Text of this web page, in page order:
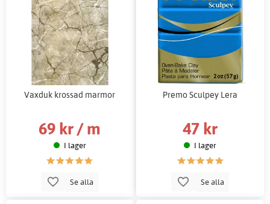
Vaxduk krossad marmor
69 kr / m
I lager
Se alla
Premo Sculpey Lera
47 kr
I lager
Se alla